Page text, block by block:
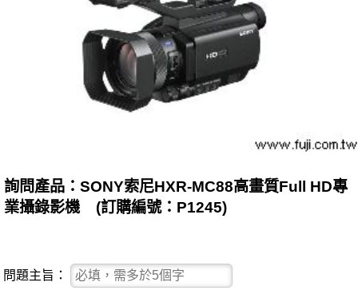
詢問產品：SONY索尼HXR-MC88高畫質Full HD專
業攝錄影機 (訂購編號：P1245)
問題主旨：